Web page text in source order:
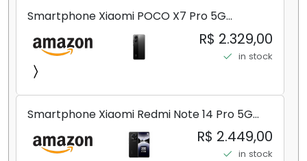
Smartphone Xiaomi POCO X7 Pro 5G
8+256GB/12+256GB/12+512GB
R$ 2.329,00
in stock
Smartphone Xiaomi Redmi Note 14 Pro 5G
Midnight Black (Preto) 12GB RAM 512GB ROM
NFC [ 24090RA29G ]
R$ 2.449,00
in stock